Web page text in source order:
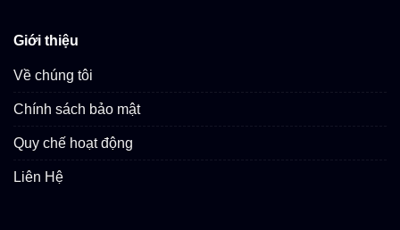
Giới thiệu
Về chúng tôi
Chính sách bảo mật
Quy chế hoạt động
Liên Hệ